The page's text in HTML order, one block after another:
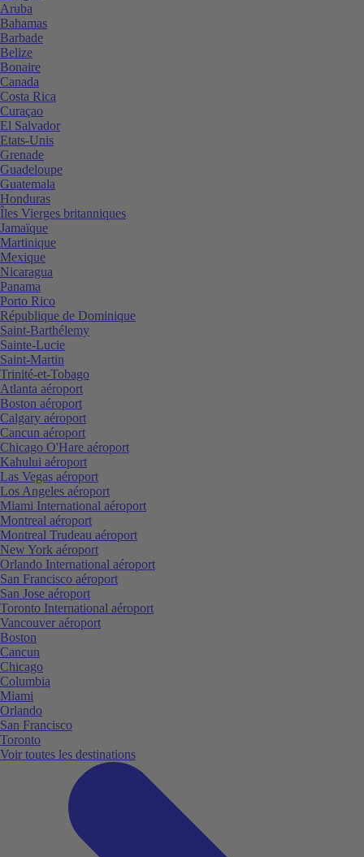
Aruba
Bahamas
Barbade
Belize
Bonaire
Canada
Costa Rica
Curaçao
El Salvador
Etats-Unis
Grenade
Guadeloupe
Guatemala
Honduras
Îles Vierges britanniques
Jamaïque
Martinique
Mexique
Nicaragua
Panama
Porto Rico
République de Dominique
Saint-Barthélemy
Sainte-Lucie
Saint-Martin
Trinité-et-Tobago
Atlanta aéroport
Boston aéroport
Calgary aéroport
Cancun aéroport
Chicago O'Hare aéroport
Kahului aéroport
Las Vegas aéroport
Los Angeles aéroport
Miami International aéroport
Montreal aéroport
Montreal Trudeau aéroport
New York aéroport
Orlando International aéroport
San Francisco aéroport
San Jose aéroport
Toronto International aéroport
Vancouver aéroport
Boston
Cancun
Chicago
Columbia
Miami
Orlando
San Francisco
Toronto
Voir toutes les destinations